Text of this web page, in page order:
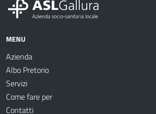
MENU
Azienda
Albo Pretorio
Servizi
Come fare per
Contatti